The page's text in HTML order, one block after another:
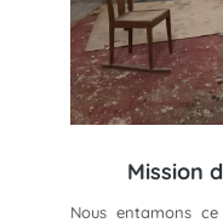
Mission
Nous entamons